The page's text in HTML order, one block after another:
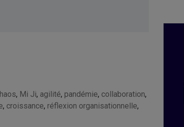
, Mi Ji, agilité, pandémie, collaboration,
, croissance, réflexion organisationnelle,